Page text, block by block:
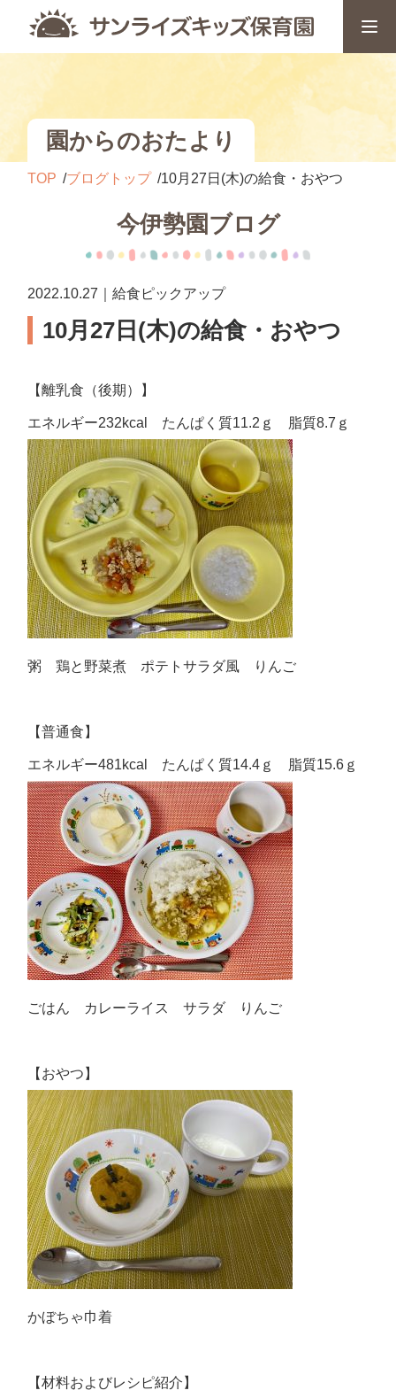
園からのおたより
TOP ブログトップ 10月27日(木)の給食・おやつ
今伊勢園ブログ
2022.10.27｜給食ピックアップ
10月27日(木)の給食・おやつ
【離乳食（後期）】
エネルギー232kcal たんぱく質11.2ｇ 脂質8.7ｇ
粥 鶏と野菜煮 ポテトサラダ風 りんご
【普通食】
エネルギー481kcal たんぱく質14.4ｇ 脂質15.6ｇ
ごはん カレーライス サラダ りんご
【おやつ】
かぼちゃ巾着
【材料およびレシピ紹介】